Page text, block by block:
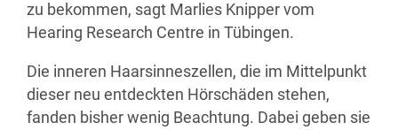
zu bekommen, sagt Marlies Knipper vom
Hearing Research Centre in Tübingen.
Die inneren Haarsinneszellen, die im Mittelpunkt
dieser neu entdeckten Hörschäden stehen,
fanden bisher wenig Beachtung. Dabei geben sie